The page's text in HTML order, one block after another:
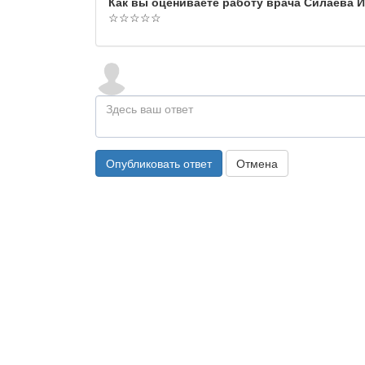
☆☆☆☆☆
Опубликовать ответ Отмена